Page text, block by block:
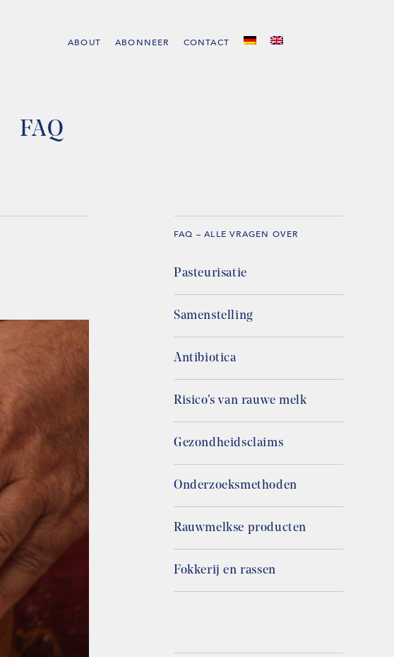
ABOUT ABONNEER CONTACT
FAQ
FAQ – ALLE VRAGEN OVER
Pasteurisatie
Samenstelling
Antibiotica
Risico’s van rauwe melk
Gezondheidsclaims
Onderzoeksmethoden
Rauwmelkse producten
Fokkerij en rassen